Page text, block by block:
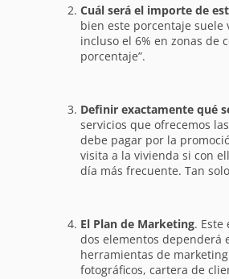
Cuál será el importe de
bien este porcentaje suele
incluso el 6% en zonas de
porcentaje”.
Definir exactamente qué
servicios que ofrecemos
debe pagar por la
visita a la vivienda si con
día más frecuente. Tan
El Plan de Marketing. Este
dos elementos dependerá
herramientas de
fotográficos, cartera de